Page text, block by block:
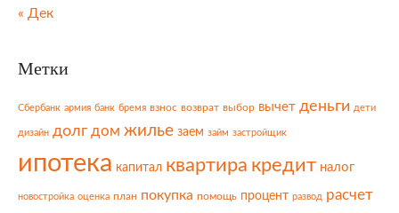
« Дек
Метки
Сбербанк армия банк бремя взнос возврат выбор вычет деньги дети
дизайн долг дом жилье заем займ застройщик
ипотека капитал квартира кредит налог
новостройка оценка план покупка помощь процент развод расчет